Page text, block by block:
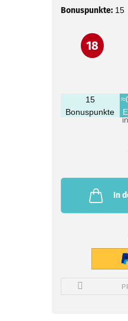
Bonuspunkte: 15
18
15
Bonuspunkte
In